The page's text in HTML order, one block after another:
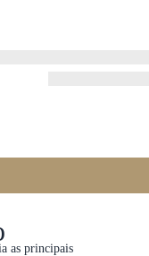
as principais